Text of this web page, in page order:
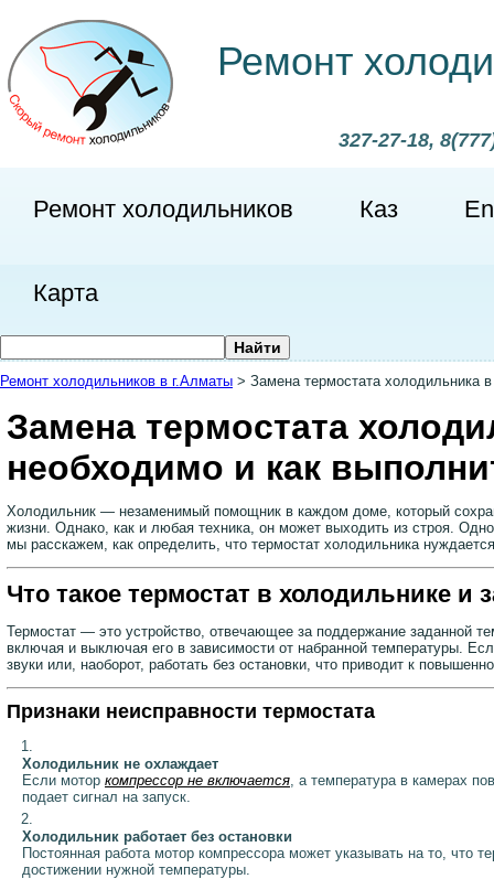
Ремонт
327-27-18,
Ремонт холодильников Каз
Карта
Ремонт холодильников в г.Алматы > Замена термостата холодильника
Замена термостата
необходимо и как
Холодильник — незаменимый помощник в каждом доме, который
жизни. Однако, как и любая техника, он может выходить из строя.
мы расскажем, как определить, что термостат холодильника
Что такое термостат в холодильнике и
Термостат — это устройство, отвечающее за поддержание заданной
включая и выключая его в зависимости от набранной температуры.
звуки или, наоборот, работать без остановки, что приводит к
Признаки неисправности термостата
Холодильник не охлаждает
Если мотор компрессор не включается, а температура в камерах
подает сигнал на запуск.
Холодильник работает без остановки
Постоянная работа мотор компрессора может указывать на то, что
достижении нужной температуры.